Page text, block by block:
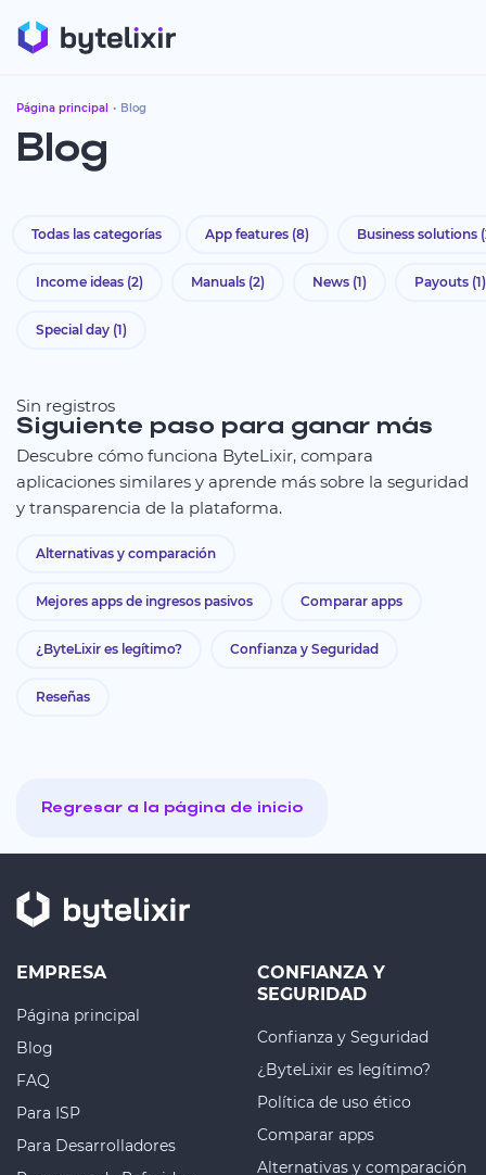
Página principal Blog
Blog
Sin registros
Siguiente paso para ganar más
Descubre cómo funciona ByteLixir, compara
aplicaciones similares y aprende más sobre la seguridad
y transparencia de la plataforma.
Alternativas y comparación
Mejores apps de ingresos pasivos Comparar apps
¿ByteLixir es legítimo? Confianza y Seguridad
Reseñas
Todas las categorías App features (8) Business solutions
Income ideas (2) Manuals (2) News (1) Payouts (1)
Special day (1)
Regresar a la página de inicio
EMPRESA
Página principal
Blog
FAQ
Para ISP
Para Desarrolladores
CONFIANZA Y
SEGURIDAD
Confianza y Seguridad
¿ByteLixir es legítimo?
Política de uso ético
Comparar apps
Alternativas y comparación